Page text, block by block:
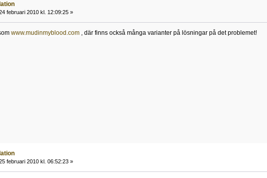
februari 2010 kl. 12:09:25 »
www.mudinmyblood.com, där finns också många varianter på lösningar på det problemet!
februari 2010 kl. 06:52:23 »